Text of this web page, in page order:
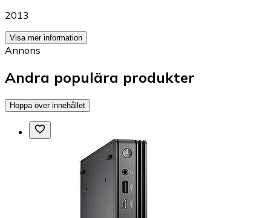
2013
Visa mer information
Annons
Andra populära produkter
Hoppa över innehållet